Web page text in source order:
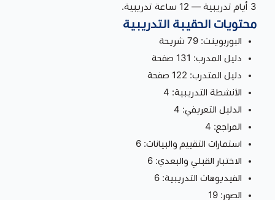
3 أيام تدريبية — 12 ساعة تدريبية.
محتويات الحقيبة التدريبية
البوربوينت: 79 شريحة
دليل المدرب: 131 صفحة
دليل المتدرب: 122 صفحة
الأنشطة التدريبية: 4
الدليل التعريفي: 4
المراجع: 4
استمارات التقييم والبيانات: 6
الاختبار القبلي والبعدي: 6
الفيديوهات التدريبية: 6
الصور: 19